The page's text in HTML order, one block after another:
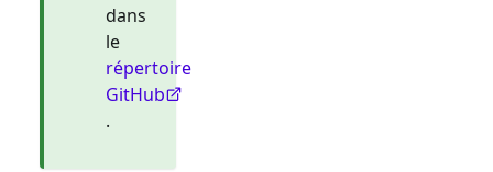
dans
le
répertoire
GitHub
.